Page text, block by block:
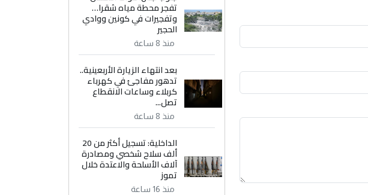
تفجر محطة مياه شقرا…
وتفجيرات في كونين ووادي
الحجير
منذ 8 ساعة
بعد انتهاء الزيارة الأربعينية..
تدهور مفاجئ في كهرباء
كربلاء وساعات الانقطاع
تصل...
منذ 8 ساعة
الداخلية: تسجيل أكثر من 20
ألف سلاح شخصي ومصادرة
آلاف الأسلحة والاعتدة خلال
تموز
منذ 16 ساعة